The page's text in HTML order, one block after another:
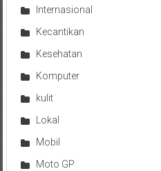
Internasional
Kecantikan
Kesehatan
Komputer
kulit
Lokal
Mobil
Moto GP